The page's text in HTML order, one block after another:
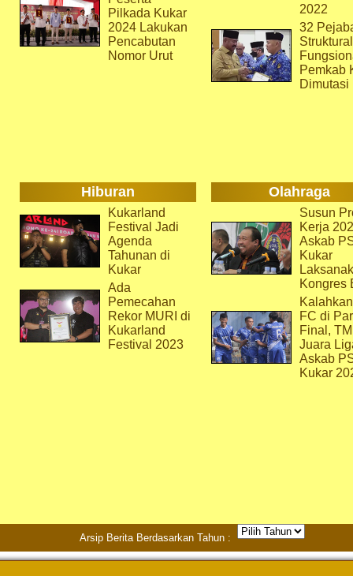
Pilkada Kukar
2024 Lakukan
Pencabutan
Nomor Urut
2022
32
Pemkab
Dimutasi
Hiburan Olahraga
Kukarland
Festival Jadi
Agenda
Tahunan di
Kukar
Ada
Pemecahan
Rekor MURI di
Kukarland
Festival 2023
Susun
Kerja
Askab
Kukar
Kongres
FC di
Final,
Juara
Askab
Kukar
Arsip Berita Berdasarkan Tahun :